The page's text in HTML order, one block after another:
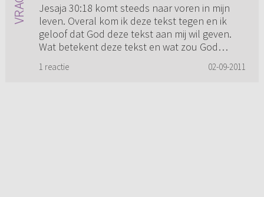
Jesaja 30:18 komt steeds naar voren in mijn
leven. Overal kom ik deze tekst tegen en ik
geloof dat God deze tekst aan mij wil geven.
Wat betekent deze tekst en wat zou God
1 reactie 02-09-2011